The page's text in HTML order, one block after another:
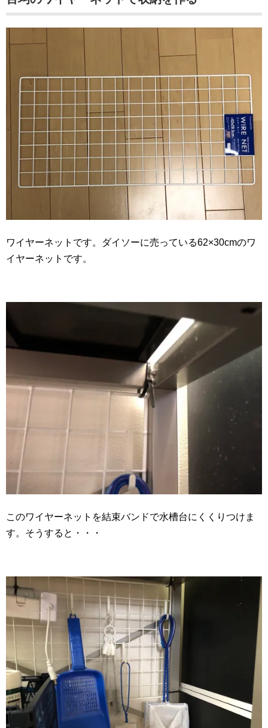
ワイヤーネットです。ダイソーに売っている62×30cmのワ
イヤーネットです。
このワイヤーネットを結束バンドで水槽台にくくりつけま
す。そうすると・・・